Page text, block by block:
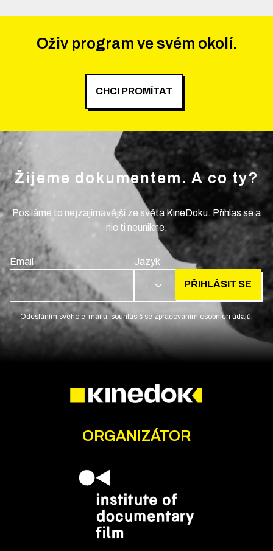
Oživ program ve svém okolí.
CHCI PROMÍTAT
Žijeme dokumentem. A co ty?
Posíláme to nejzajímavější ze světa KineDoku. Přihlas se a
nic ti neunikne.
Email Jazyk
CS PŘIHLÁSIT SE
Odesláním svého e-mailu, souhlasíš se zpracováním osobních údajů.
ORGANIZÁTOR